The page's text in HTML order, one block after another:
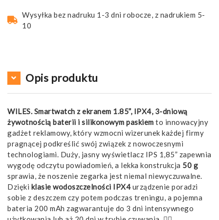
Wysyłka bez nadruku 1-3 dni robocze, z nadrukiem 5-
10
Opis produktu
WILES. Smartwatch z ekranem 1.85”, IPX4, 3-dniową
żywotnością baterii i silikonowym paskiem to innowacyjny
gadżet reklamowy, który wzmocni wizerunek każdej firmy
pragnącej podkreślić swój związek z nowoczesnymi
technologiami. Duży, jasny wyświetlacz IPS 1,85” zapewnia
wygodę odczytu powiadomień, a lekka konstrukcja 50 g
sprawia, że noszenie zegarka jest niemal niewyczuwalne.
Dzięki klasie wodoszczelności IPX4urządzenie poradzi
sobie z deszczem czy potem podczas treningu, a pojemna
bateria 200 mAh zagwarantuje do 3 dni intensywnego